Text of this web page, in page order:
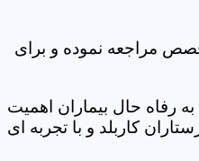
مراجعه نموده و برای
رفاه حال بیماران اهمیت
کاربلد و با تجربه ای